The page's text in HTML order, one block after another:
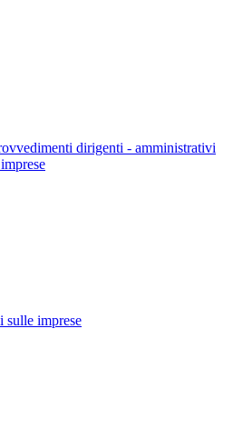
dirigenti - amministrativi
sulle imprese